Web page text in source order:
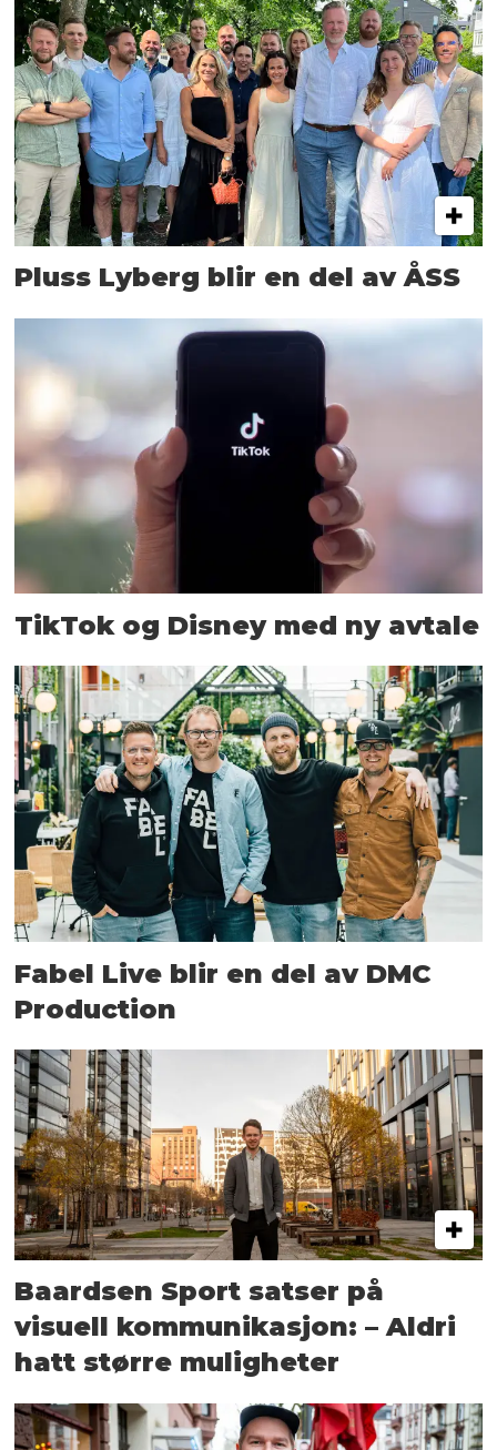
Pluss Lyberg blir en del av ÅSS
TikTok og Disney med ny avtale
Fabel Live blir en del av DMC
Production
Baardsen Sport satser på
visuell kommunikasjon: – Aldri
hatt større muligheter